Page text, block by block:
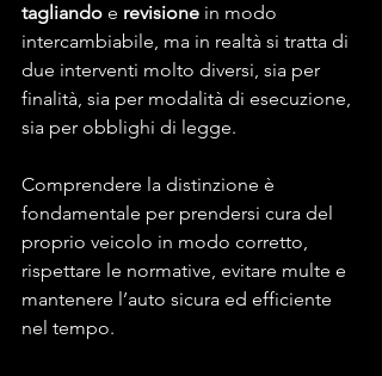
tagliando e revisione in modo
intercambiabile, ma in realtà si tratta di
due interventi molto diversi, sia per
finalità, sia per modalità di esecuzione,
sia per obblighi di legge.
Comprendere la distinzione è
fondamentale per prendersi cura del
proprio veicolo in modo corretto,
rispettare le normative, evitare multe e
mantenere l’auto sicura ed efficiente
nel tempo.